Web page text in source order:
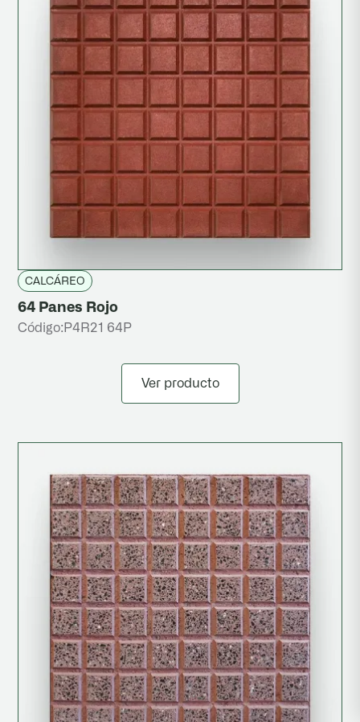
CALCÁREO
64 Panes Rojo
Código: P4R21 64P
Ver producto